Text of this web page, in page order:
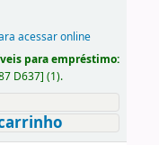
acessar online
para empréstimo:
D637] (1).